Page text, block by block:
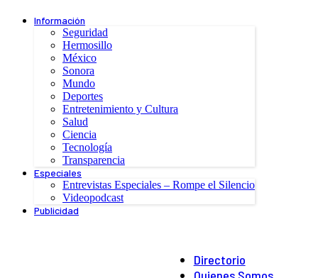
Información
Seguridad
Hermosillo
México
Sonora
Mundo
Deportes
Entretenimiento y Cultura
Salud
Ciencia
Tecnología
Transparencia
Especiales
Entrevistas Especiales – Rompe el Silencio
Videopodcast
Publicidad
Directorio
Quienes Somos